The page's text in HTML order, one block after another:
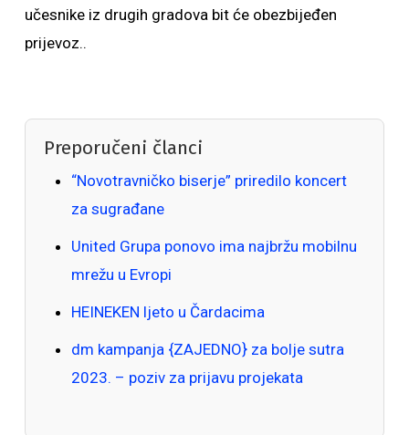
učesnike iz drugih gradova bit će obezbijeđen
prijevoz..
Preporučeni članci
“Novotravničko biserje” priredilo koncert
za sugrađane
United Grupa ponovo ima najbržu mobilnu
mrežu u Evropi
HEINEKEN ljeto u Čardacima
dm kampanja {ZAJEDNO} za bolje sutra
2023. – poziv za prijavu projekata